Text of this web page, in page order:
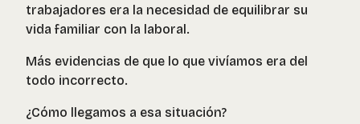
trabajadores era la necesidad de equilibrar su
vida familiar con la laboral.
Más evidencias de que lo que vivíamos era del
todo incorrecto.
¿Cómo llegamos a esa situación?